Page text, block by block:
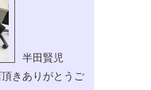
半田賢児
きありがとうご